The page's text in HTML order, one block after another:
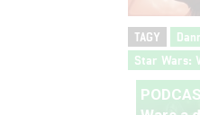
TAGY
Star Wars: